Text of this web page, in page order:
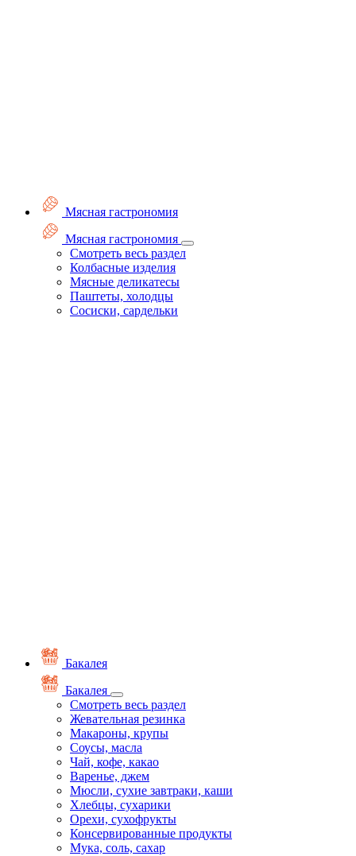
Мясная гастрономия
Мясная гастрономия
Смотреть весь раздел
Колбасные изделия
Мясные деликатесы
Паштеты, холодцы
Сосиски, сардельки
Бакалея
Бакалея
Смотреть весь раздел
Жевательная резинка
Макароны, крупы
Соусы, масла
Чай, кофе, какао
Варенье, джем
Мюсли, сухие завтраки, каши
Хлебцы, сухарики
Орехи, сухофрукты
Консервированные продукты
Мука, соль, сахар